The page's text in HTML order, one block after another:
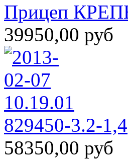
Прицеп
39950,00 руб
829450-3.2-1,4
58350,00 руб